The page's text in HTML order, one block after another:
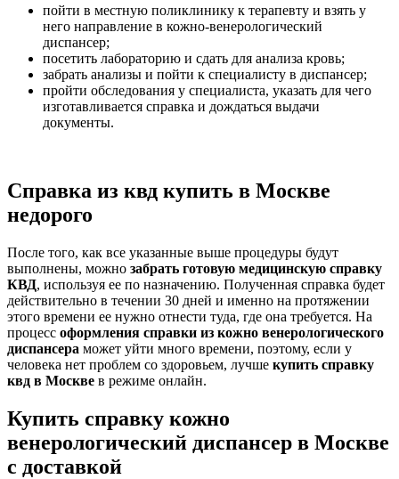
пойти в местную поликлинику к терапевту и взять у
него направление в кожно-венерологический
диспансер;
посетить лабораторию и сдать для анализа кровь;
забрать анализы и пойти к специалисту в диспансер;
пройти обследования у специалиста, указать для чего
изготавливается справка и дождаться выдачи
документы.
Справка из квд купить в Москве
недорого
После того, как все указанные выше процедуры будут
выполнены, можно забрать готовую медицинскую справку
КВД, используя ее по назначению. Полученная справка будет
действительно в течении 30 дней и именно на протяжении
этого времени ее нужно отнести туда, где она требуется. На
процесс оформления справки из кожно венерологического
диспансера может уйти много времени, поэтому, если у
человека нет проблем со здоровьем, лучше купить справку
квд в Москве в режиме онлайн.
Купить справку кожно
венерологический диспансер в Москве
с доставкой